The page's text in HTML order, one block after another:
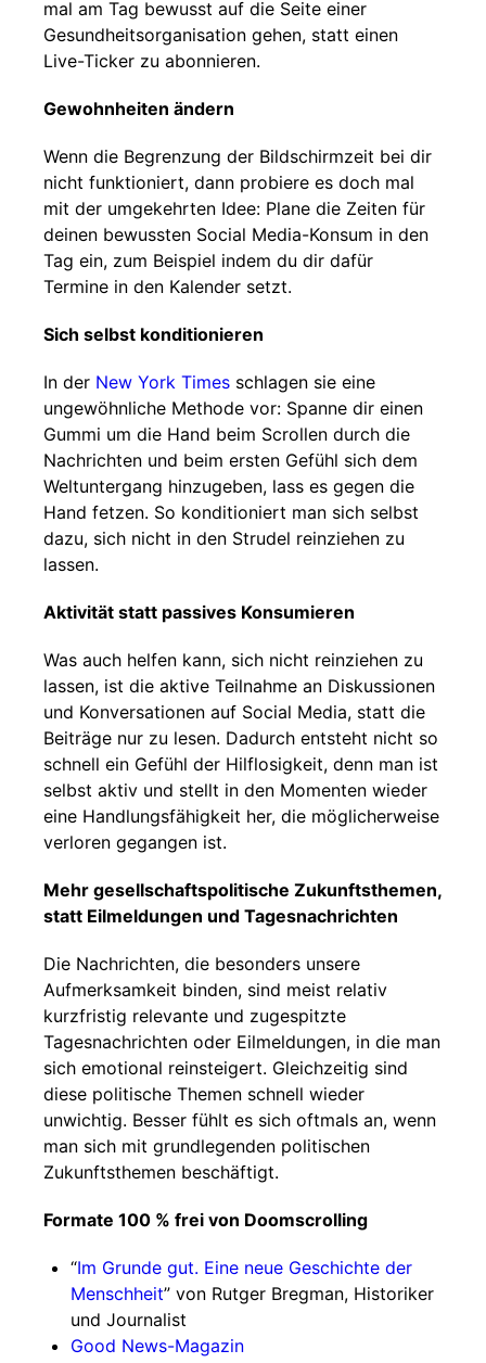
mal am Tag bewusst auf die Seite einer
Gesundheitsorganisation gehen, statt einen
Live-Ticker zu abonnieren.
Gewohnheiten ändern
Wenn die Begrenzung der Bildschirmzeit bei dir
nicht funktioniert, dann probiere es doch mal
mit der umgekehrten Idee: Plane die Zeiten für
deinen bewussten Social Media-Konsum in den
Tag ein, zum Beispiel indem du dir dafür
Termine in den Kalender setzt.
Sich selbst konditionieren
In der New York Times schlagen sie eine
ungewöhnliche Methode vor: Spanne dir einen
Gummi um die Hand beim Scrollen durch die
Nachrichten und beim ersten Gefühl sich dem
Weltuntergang hinzugeben, lass es gegen die
Hand fetzen. So konditioniert man sich selbst
dazu, sich nicht in den Strudel reinziehen zu
lassen.
Aktivität statt passives Konsumieren
Was auch helfen kann, sich nicht reinziehen zu
lassen, ist die aktive Teilnahme an Diskussionen
und Konversationen auf Social Media, statt die
Beiträge nur zu lesen. Dadurch entsteht nicht so
schnell ein Gefühl der Hilflosigkeit, denn man ist
selbst aktiv und stellt in den Momenten wieder
eine Handlungsfähigkeit her, die möglicherweise
verloren gegangen ist.
Mehr gesellschaftspolitische Zukunftsthemen,
statt Eilmeldungen und Tagesnachrichten
Die Nachrichten, die besonders unsere
Aufmerksamkeit binden, sind meist relativ
kurzfristig relevante und zugespitzte
Tagesnachrichten oder Eilmeldungen, in die man
sich emotional reinsteigert. Gleichzeitig sind
diese politische Themen schnell wieder
unwichtig. Besser fühlt es sich oftmals an, wenn
man sich mit grundlegenden politischen
Zukunftsthemen beschäftigt.
Formate 100 % frei von Doomscrolling
“Im Grunde gut. Eine neue Geschichte der
Menschheit” von Rutger Bregman, Historiker
und Journalist
Good News-Magazin